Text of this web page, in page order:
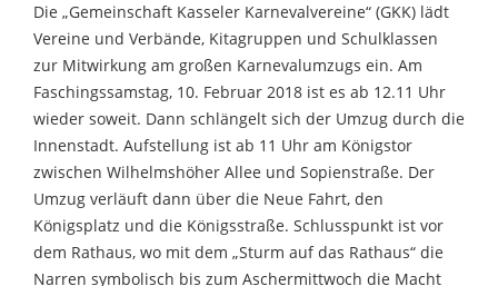
Die „Gemeinschaft Kasseler Karnevalvereine“ (GKK) lädt
Vereine und Verbände, Kitagruppen und Schulklassen
zur Mitwirkung am großen Karnevalumzugs ein. Am
Faschingssamstag, 10. Februar 2018 ist es ab 12.11 Uhr
wieder soweit. Dann schlängelt sich der Umzug durch die
Innenstadt. Aufstellung ist ab 11 Uhr am Königstor
zwischen Wilhelmshöher Allee und Sopienstraße. Der
Umzug verläuft dann über die Neue Fahrt, den
Königsplatz und die Königsstraße. Schlusspunkt ist vor
dem Rathaus, wo mit dem „Sturm auf das Rathaus“ die
Narren symbolisch bis zum Aschermittwoch die Macht